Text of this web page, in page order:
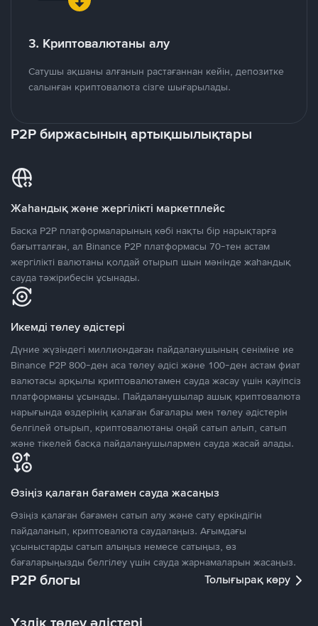
3. Криптовалютаны алу
Сатушы ақшаны алғанын растағаннан кейін, депозитке
салынған криптовалюта сізге шығарылады.
P2P биржасының артықшылықтары
Жаһандық және жергілікті маркетплейс
Басқа P2P платформаларының көбі нақты бір нарықтарға
бағытталған, ал Binance P2P платформасы 70-тен астам
жергілікті валютаны қолдай отырып шын мәнінде жаһандық
сауда тәжірибесін ұсынады.
Икемді төлеу әдістері
Дүние жүзіндегі миллиондаған пайдаланушының сеніміне ие
Binance P2P 800-ден аса төлеу әдісі және 100-ден астам фиат
валютасы арқылы криптовалютамен сауда жасау үшін қауіпсіз
платформаны ұсынады. Пайдаланушылар ашық криптовалюта
нарығында өздерінің қалаған бағалары мен төлеу әдістерін
белгілей отырып, криптовалютаны оңай сатып алып, сатып
және тікелей басқа пайдаланушылармен сауда жасай алады.
Өзіңіз қалаған бағамен сауда жасаңыз
Өзіңіз қалаған бағамен сатып алу және сату еркіндігін
пайдаланып, криптовалюта саудалаңыз. Ағымдағы
ұсыныстарды сатып алыңыз немесе сатыңыз, өз
бағаларыңызды белгілеу үшін сауда жарнамаларын жасаңыз.
P2P блогы Толығырақ көру